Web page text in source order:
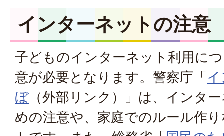
インターネットの注意
子どものインターネット利用に
意が必要となります。警察庁「
ぼ （外部リンク）
」は、インタ
めの注意や、家庭でのルール作